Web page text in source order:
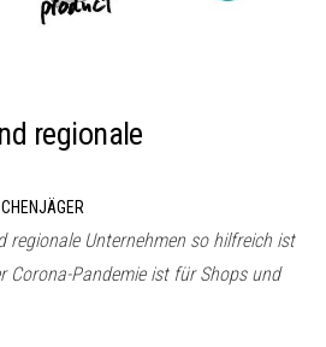
regionale
regionale Unternehmen so hilfreich ist
Corona-Pandemie ist für Shops und